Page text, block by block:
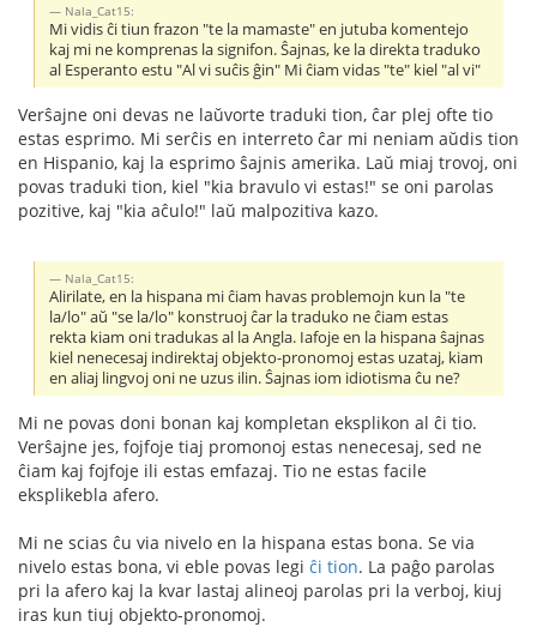
Nala_Cat15:
Mi vidis ĉi tiun frazon "te la mamaste" en jutuba komentejo
kaj mi ne komprenas la signifon. Ŝajnas, ke la direkta traduko
al Esperanto estu "Al vi suĉis ĝin" Mi ĉiam vidas "te" kiel "al vi"
Verŝajne oni devas ne laŭvorte traduki tion, ĉar plej ofte tio
estas esprimo. Mi serĉis en interreto ĉar mi neniam aŭdis tion
en Hispanio, kaj la esprimo ŝajnis amerika. Laŭ miaj trovoj, oni
povas traduki tion, kiel "kia bravulo vi estas!" se oni parolas
pozitive, kaj "kia aĉulo!" laŭ malpozitiva kazo.
Nala_Cat15:
Alirilate, en la hispana mi ĉiam havas problemojn kun la "te
la/lo" aŭ "se la/lo" konstruoj ĉar la traduko ne ĉiam estas
rekta kiam oni tradukas al la Angla. Iafoje en la hispana ŝajnas
kiel nenecesaj indirektaj objekto-pronomoj estas uzataj, kiam
en aliaj lingvoj oni ne uzus ilin. Ŝajnas iom idiotisma ĉu ne?
Mi ne povas doni bonan kaj kompletan eksplikon al ĉi tio.
Verŝajne jes, fojfoje tiaj promonoj estas nenecesaj, sed ne
ĉiam kaj fojfoje ili estas emfazaj. Tio ne estas facile
eksplikebla afero.
Mi ne scias ĉu via nivelo en la hispana estas bona. Se via
nivelo estas bona, vi eble povas legi ĉi tion. La paĝo parolas
pri la afero kaj la kvar lastaj alineoj parolas pri la verboj, kiuj
iras kun tiuj objekto-pronomoj.